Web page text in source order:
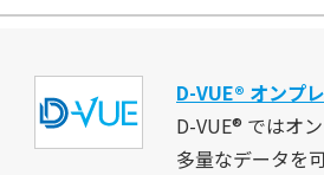
D-VUE® オンプ
D-VUE® ではオ
多量なデータを